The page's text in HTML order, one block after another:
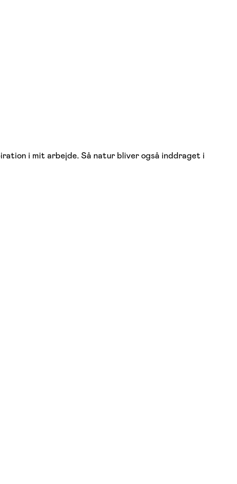
i mit arbejde. Så natur bliver også inddraget i